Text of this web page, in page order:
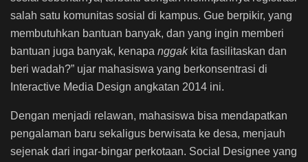
salah satu komunitas sosial di kampus. Gue berpikir, yang
membutuhkan bantuan banyak, dan yang ingin memberi
bantuan juga banyak, kenapa nggakkita fasilitaskan dan
beri wadah?” ujar mahasiswa yang berkonsentrasi di
Interactive Media Design angkatan 2014 ini.
Dengan menjadi relawan, mahasiswa bisa mendapatkan
pengalaman baru sekaligus berwisata ke desa, menjauh
sejenak dari ingar-bingar perkotaan. Social Designee yang